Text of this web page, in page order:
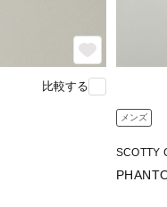
比較する
メンズ
SCOTTY